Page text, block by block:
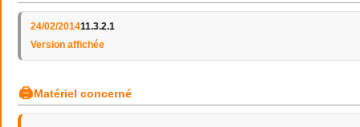
24/02/201411.3.2.1
Version affichée
🖨Matériel concerné